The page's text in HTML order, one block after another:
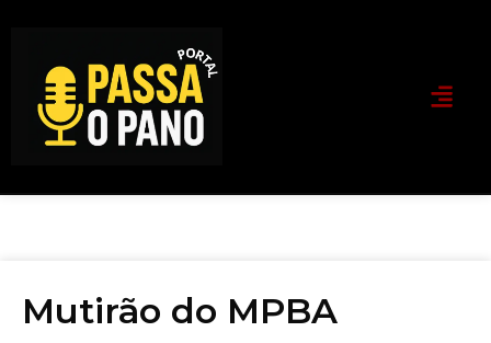
Mutirão do MPBA